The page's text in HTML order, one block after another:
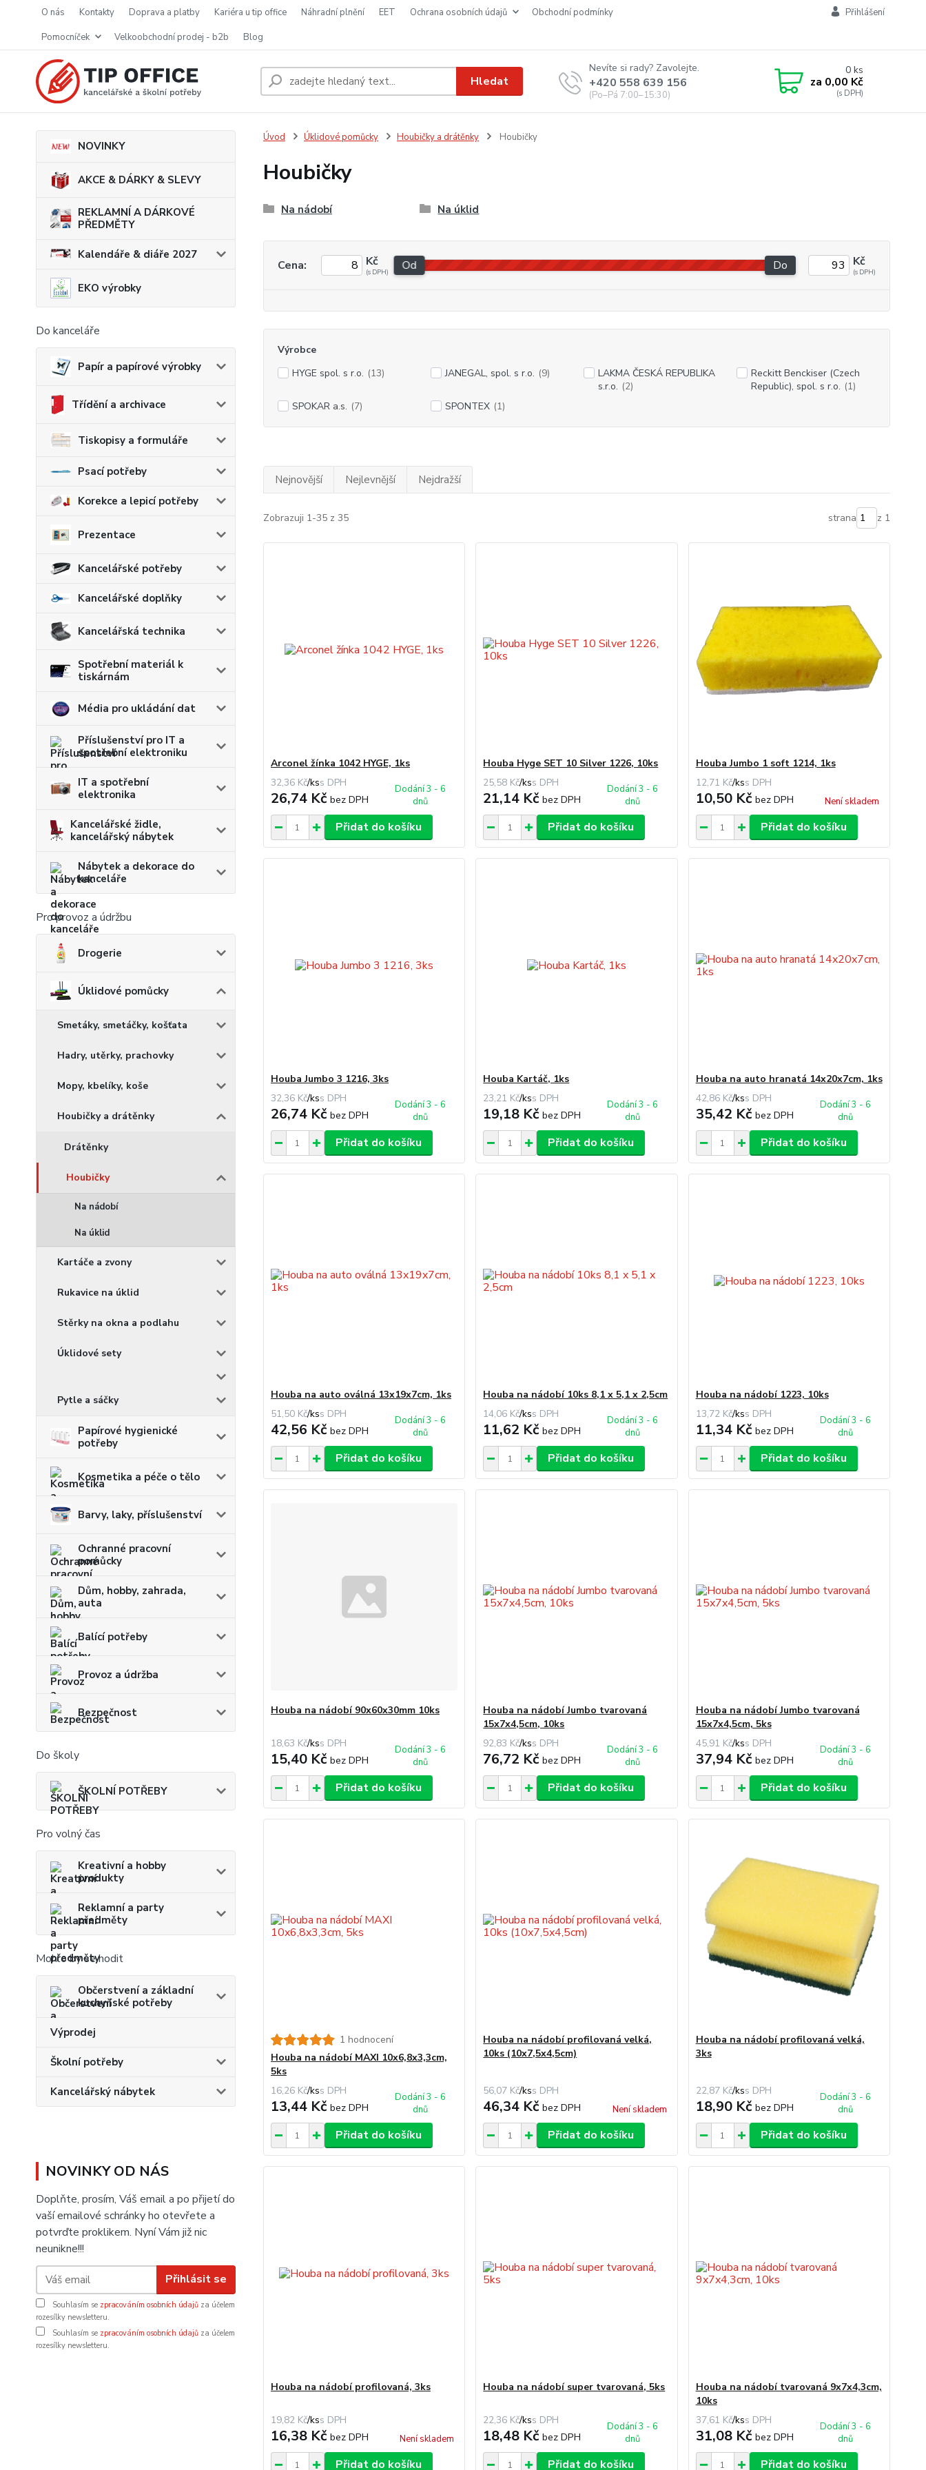
o nás kontakty doprava a platby kariéra u tip office náhradní plnění EET ochrana osobních údajů
obchodní podmínky
pomocníček
velkoobchodní prodej - b2b blog
Přihlášení
Hledat
Nevíte si rady? Zavolejte.
+420 558 639 156
(Po–Pá 7:00–15:30)
0ks
za 0,00 Kč
NOVINKY
AKCE & DÁRKY & SLEVY
REKLAMNÍ A DÁRKOVÉ
PŘEDMĚTY
Kalendáře & diáře 2027
EKO výrobky
Do kanceláře
Papír a papírové výrobky
Třídění a archivace
Tiskopisy a formuláře
Psací potřeby
Korekce a lepicí potřeby
Prezentace
Kancelářské potřeby
Kancelářské doplňky
Kancelářská technika
Spotřební materiál k
tiskárnám
Média pro ukládání dat
Příslušenství pro IT a
spotřební elektroniku
IT a spotřební
elektronika
Kancelářské židle,
kancelářský nábytek
Nábytek a dekorace do
kanceláře
Pro provoz a údržbu
Drogerie
Úklidové pomůcky
Smetáky, smetáčky, košťata
Hadry, utěrky, prachovky
Mopy, kbelíky, koše
Houbičky a drátěnky
Drátěnky
Houbičky
Na nádobí
Na úklid
Kartáče a zvony
Rukavice na úklid
Stěrky na okna a podlahu
Úklidové sety
Pytle a sáčky
Papírové hygienické
potřeby
Kosmetika a péče o tělo
Barvy, laky, příslušenství
Ochranné pracovní
pomůcky
Dům, hobby, zahrada,
auta
Balící potřeby
Provoz a údržba
Bezpečnost
Do školy
ŠKOLNÍ POTŘEBY
Pro volný čas
Kreativní a hobby
produkty
Reklamní a party
předměty
Mohlo by se hodit
Občerstvení a základní
kuchyňské potřeby
Výprodej
Školní potřeby
Kancelářský nábytek
NOVINKY OD NÁS
Doplňte, prosím, Váš email a po přijetí do
vaší emailové schránky ho otevřete a
potvrďte proklikem. Nyní Vám již nic
neunikne!!!
Přihlásit se
Souhlasím se zpracováním osobních údajů za účelem
rozesílky newsletteru.
Souhlasím se zpracováním osobních údajů za účelem
rozesílky newsletteru.
Úvod Úklidové pomůcky Houbičky a drátěnky Houbičky
Houbičky
Na nádobí Na úklid
Cena: Kč Od Do Kč
Výrobce
HYGE spol. s r.o. (13) JANEGAL, spol. s r.o. (9)
LAKMA ČESKÁ REPUBLIKA
s.r.o. (2)
Reckitt Benckiser (Czech
Republic), spol. s r.o. (1)
SPOKAR a.s. (7) SPONTEX (1)
Nejnovější Nejlevnější Nejdražší
Zobrazuji 1-35 z 35 strana z 1
Arconel žínka 1042 HYGE, 1ks
32,36 Kč/ks
26,74 Kč bez DPH
Dodání 3 - 6
dnů
Přidat do košíku
Houba Hyge SET 10 Silver 1226, 10ks
25,58 Kč/ks
21,14 Kčbez DPH
Dodání 3 - 6
dnů
Přidat do košíku
Houba Jumbo 1 soft 1214, 1ks
12,71 Kč/ks
10,50 Kč bez DPH Není skladem
Přidat do košíku
Houba Jumbo 3 1216, 3ks
32,36 Kč/ks
26,74 Kč bez DPH
Dodání 3 - 6
dnů
Přidat do košíku
Houba Kartáč, 1ks
23,21 Kč/ks
19,18 Kčbez DPH
Dodání 3 - 6
dnů
Přidat do košíku
Houba na auto hranatá 14x20x7cm, 1ks
42,86 Kč/ks
35,42 Kč bez DPH
Dodání 3 - 6
dnů
Přidat do košíku
Houba na auto oválná 13x19x7cm, 1ks
51,50 Kč/ks
42,56 Kč bez DPH
Dodání 3 - 6
dnů
Přidat do košíku
Houba na nádobí 10ks 8,1 x 5,1 x 2,5cm
14,06 Kč/ks
11,62 Kčbez DPH
Dodání 3 - 6
dnů
Přidat do košíku
Houba na nádobí 1223, 10ks
13,72 Kč/ks
11,34 Kč bez DPH
Dodání 3 - 6
dnů
Přidat do košíku
Houba na nádobí 90x60x30mm 10ks
18,63 Kč/ks
15,40 Kč bez DPH
Dodání 3 - 6
dnů
Přidat do košíku
Houba na nádobí Jumbo tvarovaná
15x7x4,5cm, 10ks
92,83 Kč/ks
76,72 Kčbez DPH
Dodání 3 - 6
dnů
Přidat do košíku
Houba na nádobí Jumbo tvarovaná
15x7x4,5cm, 5ks
45,91 Kč/ks
37,94 Kč bez DPH
Dodání 3 - 6
dnů
Přidat do košíku
1 hodnocení
Houba na nádobí MAXI 10x6,8x3,3cm,
5ks
16,26 Kč/ks
13,44 Kč bez DPH
Dodání 3 - 6
dnů
Přidat do košíku
Houba na nádobí profilovaná velká,
10ks (10x7,5x4,5cm)
56,07 Kč/ks
46,34 Kčbez DPH Není skladem
Přidat do košíku
Houba na nádobí profilovaná velká,
3ks
22,87 Kč/ks
18,90 Kč bez DPH
Dodání 3 - 6
dnů
Přidat do košíku
Houba na nádobí profilovaná, 3ks
19,82 Kč/ks
16,38 Kč bez DPH Není skladem
Přidat do košíku
Houba na nádobí super tvarovaná, 5ks
22,36 Kč/ks
18,48 Kčbez DPH
Dodání 3 - 6
dnů
Přidat do košíku
Houba na nádobí tvarovaná 9x7x4,3cm,
10ks
37,61 Kč/ks
31,08 Kč bez DPH
Dodání 3 - 6
dnů
Přidat do košíku